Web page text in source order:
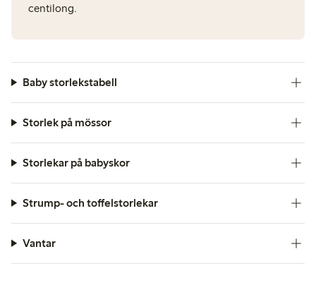
centilong.
Baby storlekstabell
Storlek på mössor
Storlekar på babyskor
Strump- och toffelstorlekar
Vantar